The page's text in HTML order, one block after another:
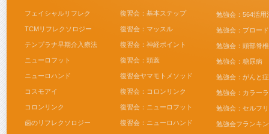
フェイシャルリフレク
TCMリフレクソロジー
テンプラナ早期介入療法
ニューロフット
ニューロハンド
コスモアイ
コロンリンク
歯のリフレクソロジー
復習会：基本ステップ
復習会：マッスル
復習会：神経ポイント
復習会：頭蓋
復習会ヤマモトメソッド
復習会：コロンリンク
復習会：ニューロフット
復習会：ニューロハンド
勉強会：564活用
勉強会：ブロー
勉強会：頭部脊
勉強会：糖尿病
勉強会：がんと
勉強会：カラー
勉強会：セルフ
勉強会フランキ